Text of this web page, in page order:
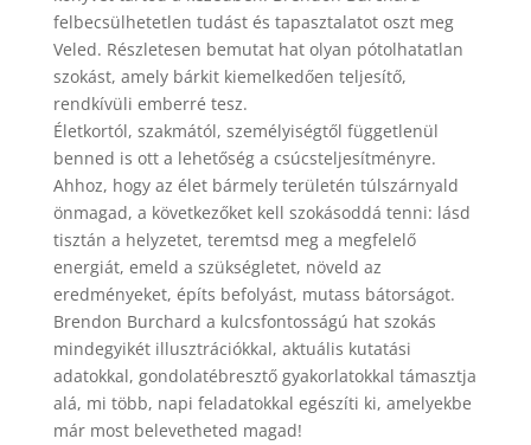
felbecsülhetetlen tudást és tapasztalatot oszt meg
Veled. Részletesen bemutat hat olyan pótolhatatlan
szokást, amely bárkit kiemelkedően teljesítő,
rendkívüli emberré tesz.
Életkortól, szakmától, személyiségtől függetlenül
benned is ott a lehetőség a csúcsteljesítményre.
Ahhoz, hogy az élet bármely területén túlszárnyald
önmagad, a következőket kell szokásoddá tenni: lásd
tisztán a helyzetet, teremtsd meg a megfelelő
energiát, emeld a szükségletet, növeld az
eredményeket, építs befolyást, mutass bátorságot.
Brendon Burchard a kulcsfontosságú hat szokás
mindegyikét illusztrációkkal, aktuális kutatási
adatokkal, gondolatébresztő gyakorlatokkal támasztja
alá, mi több, napi feladatokkal egészíti ki, amelyekbe
már most belevetheted magad!